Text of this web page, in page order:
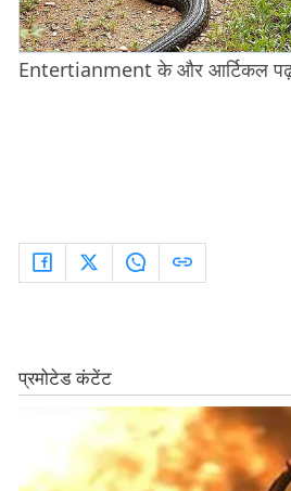
Entertianment के और आर्टिकल